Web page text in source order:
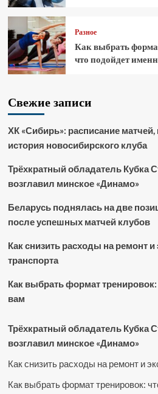
Разное
Как выбрать
что подойдет
Свежие записи
ХК «Сибирь»: расписание матчей,
история новосибирского клуба
Трёхкратный обладатель Кубка
возглавил минское «Динамо»
Беларусь поднялась на две
после успешных матчей клубов
Как снизить расходы на ремонт
транспорта
Как выбрать формат
вам
Трёхкратный обладатель Кубка
возглавил минское «Динамо»
Как снизить расходы на ремонт и
Как выбрать формат тренировок: